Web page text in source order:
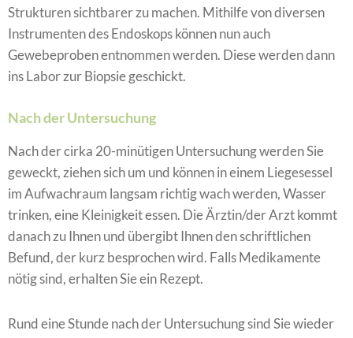
Strukturen sichtbarer zu machen. Mithilfe von diversen
Instrumenten des Endoskops können nun auch
Gewebeproben entnommen werden. Diese werden dann
ins Labor zur Biopsie geschickt.
Nach der Untersuchung
Nach der cirka 20-minütigen Untersuchung werden Sie
geweckt, ziehen sich um und können in einem Liegesessel
im Aufwachraum langsam richtig wach werden, Wasser
trinken, eine Kleinigkeit essen. Die Ärztin/der Arzt kommt
danach zu Ihnen und übergibt Ihnen den schriftlichen
Befund, der kurz besprochen wird. Falls Medikamente
nötig sind, erhalten Sie ein Rezept.
Rund eine Stunde nach der Untersuchung sind Sie wieder